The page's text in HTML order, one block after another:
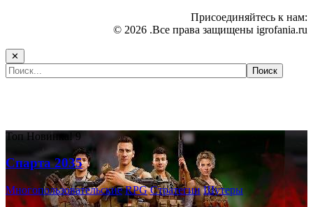
Присоединяйтесь к нам:
© 2026 .Все права защищены igrofania.ru
✕
Топ Новинка! 9
Спарта 2035
Многопользовательские RPG Стратегии Шутеры